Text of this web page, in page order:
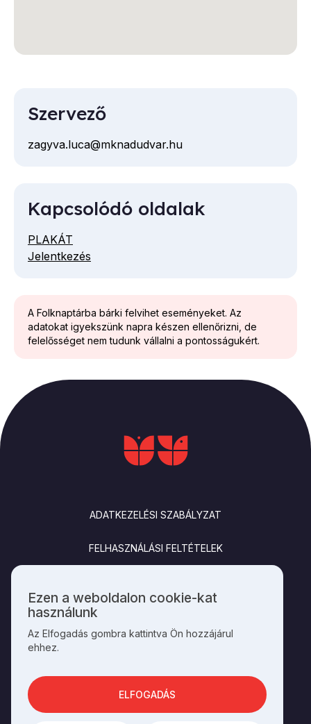
A Folknaptárba bárki felvihet eseményeket. Az
adatokat igyekszünk napra készen ellenőrizni, de
felelősséget nem tudunk vállalni a pontosságukért.
Szervező
E-
zagyva.luca@mknadudvar.hu
Kapcsolódó oldalak
PLAKÁT
Jelentkezés
ADATKEZELÉSI SZABÁLYZAT
FELHASZNÁLÁSI FELTÉTELEK
SOCIALS
Személyes
adatok
és
cookie-
használata
Ezen a weboldalon cookie-kat
használunk
Az Elfogadás gombra kattintva Ön hozzájárul
ehhez.
ELFOGADÁS